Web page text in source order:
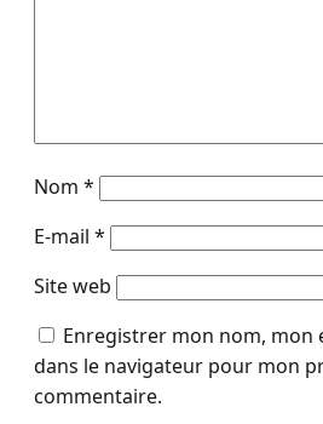
Nom *
E-mail *
Site web
Enregistrer mon nom, mon
dans le navigateur pour mon
commentaire.